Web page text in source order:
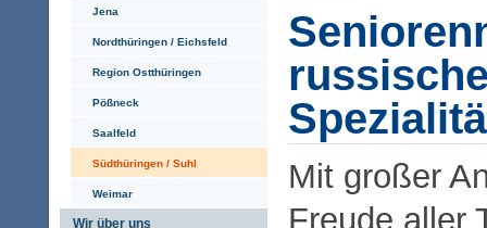
Jena
Nordthüringen / Eichsfeld
Region Ostthüringen
Pößneck
Saalfeld
Südthüringen / Suhl
Weimar
Wir über uns
Mit großer
Freude aller